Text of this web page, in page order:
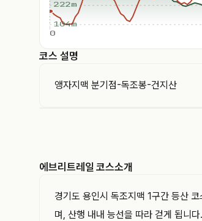
0
222m
104m
코스 설명
앵자지맥 분기점-독조봉-건지산
고도와 지나간 지점을 지도와 함께 확인해 보
에브리트레일 코스소개
경기도 용인시 독조지맥 1구간 등산
며, 산행 내내 능선을 따라 걷게 됩니